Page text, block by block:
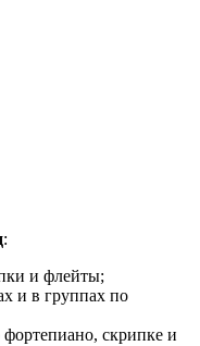
:
и флейты;
и в группах по
фортепиано, скрипке и